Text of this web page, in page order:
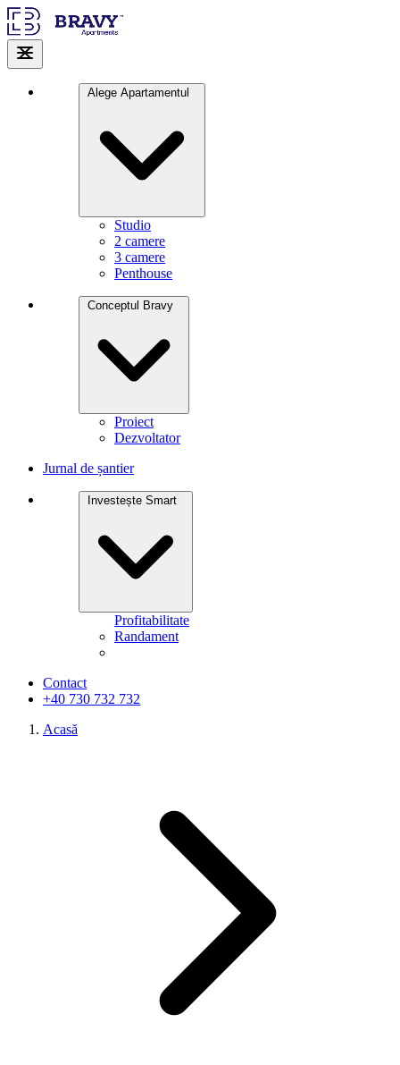
Alege Apartamentul
Studio
2 camere
3 camere
Penthouse
Conceptul Bravy
Proiect
Dezvoltator
Jurnal de șantier
Investește Smart
Profitabilitate
Randament
Contact
+40 730 732 732
Acasă